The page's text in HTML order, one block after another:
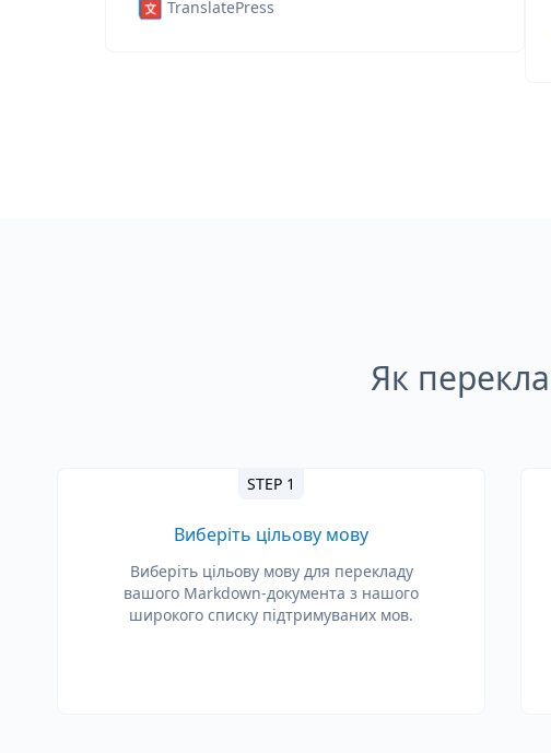
TranslatePress
Як
STEP 1
Виберіть цільову мову
Виберіть цільову мову для перекладу
вашого Markdown-документа з нашого
широкого списку підтримуваних мов.